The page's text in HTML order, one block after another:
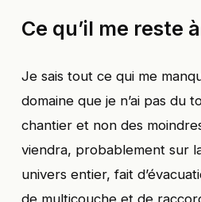
Ce qu’il me reste
Je sais tout ce qui me
domaine que je n’ai pas du
chantier et non des
viendra, probablement sur
univers entier, fait
de multicouche et de